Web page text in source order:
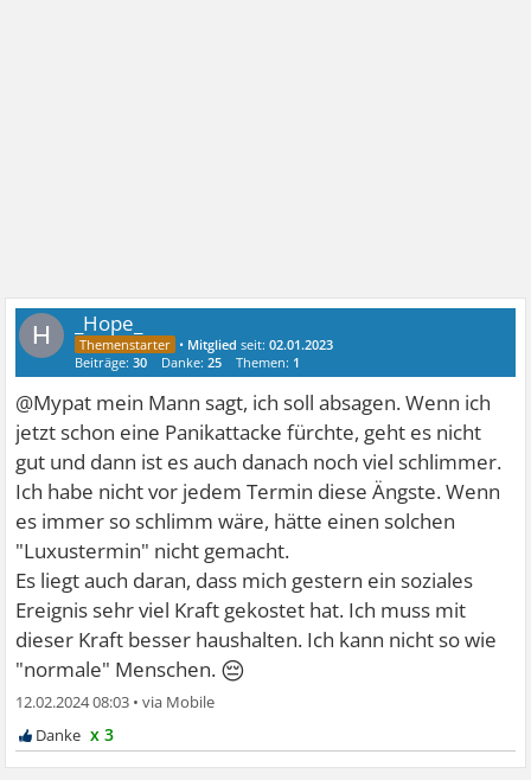
H _Hope_
• Mitglied seit:02.01.2023
Beiträge:30 Danke:25 Themen: 1
@Mypat mein Mann sagt, ich soll absagen. Wenn ich
jetzt schon eine Panikattacke fürchte, geht es nicht
gut und dann ist es auch danach noch viel schlimmer.
Ich habe nicht vor jedem Termin diese Ängste. Wenn
es immer so schlimm wäre, hätte einen solchen
"Luxustermin" nicht gemacht.
Es liegt auch daran, dass mich gestern ein soziales
Ereignis sehr viel Kraft gekostet hat. Ich muss mit
dieser Kraft besser haushalten. Ich kann nicht so wie
"normale" Menschen. 😔
12.02.2024 08:03 •
x 3